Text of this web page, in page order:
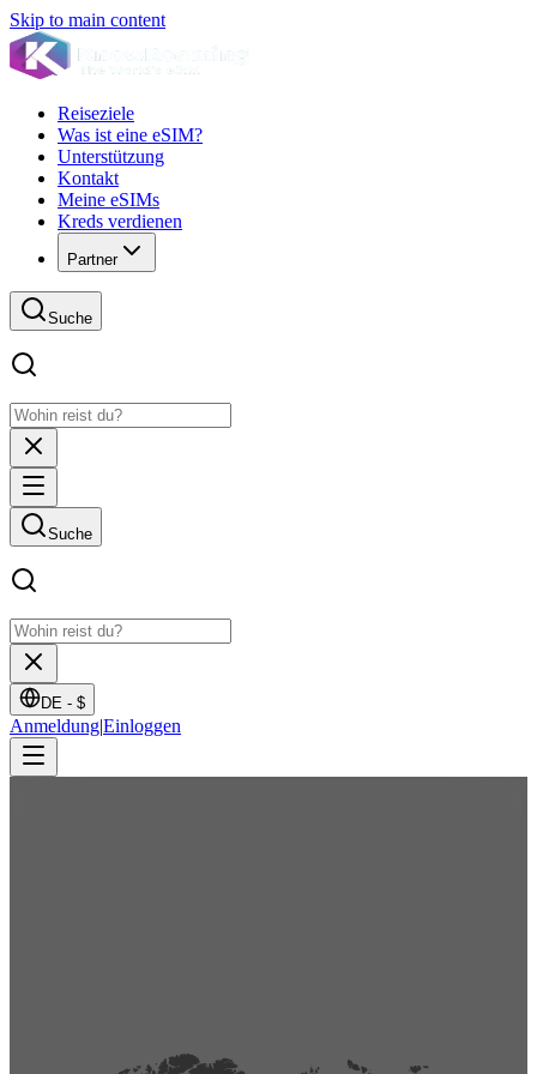
Skip to main content
Reiseziele
Was ist eine eSIM?
Unterstützung
Kontakt
Meine eSIMs
Kreds verdienen
Partner
Suche
Suche
DE - $
Anmeldung|Einloggen